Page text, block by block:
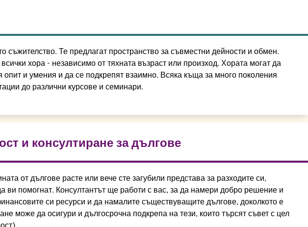
съжителство. Те предлагат пространство за съвместни дейности и обмен.
хора - независимо от тяхната възраст или произход. Хората могат да
и умения и да се подкрепят взаимно. Всяка къща за много поколения
до различни курсове и семинари.
и консултиране за дългове
от дългове расте или вече сте загубили представа за разходите си,
ви помогнат. Консултантът ще работи с вас, за да намери добро решение и
си ресурси и да намалите съществуващите дългове, доколкото е
може да осигури и дългосрочна подкрепа на тези, които търсят съвет с цел